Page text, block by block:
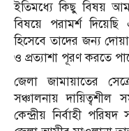
ইতিমধ্যে কিছু বিষয়
বিষয়ে পরামর্শ
হিসেবে তাদের জন্য
ও প্রত্যাশা পূরণ করতে
জেলা জামায়াতের
সঞ্চালনায় দায়িত্বশীল
কেন্দ্রীয় নির্বাহী